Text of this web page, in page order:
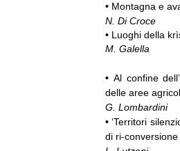
• Montagna e
N. Di Croce
• Luoghi della
M. Galella
• Al confine
delle aree
G. Lombardini
•‘Territori
di ri-conversione